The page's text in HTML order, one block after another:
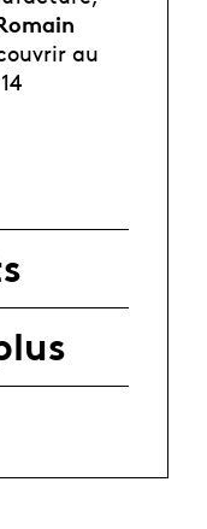
au